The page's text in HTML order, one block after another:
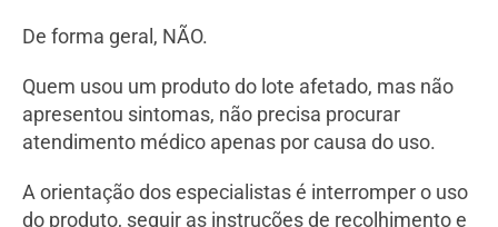
De forma geral, NÃO.
Quem usou um produto do lote afetado, mas não
apresentou sintomas, não precisa procurar
atendimento médico apenas por causa do uso.
A orientação dos especialistas é interromper o uso
do produto, seguir as instruções de recolhimento e